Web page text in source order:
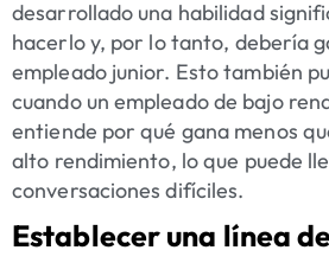
desarrollado una habilidad
hacerlo y, por lo tanto, debería
empleado junior. Esto también
cuando un empleado de bajo
entiende por qué gana menos
alto rendimiento, lo que puede
conversaciones difíciles.
Establecer una línea